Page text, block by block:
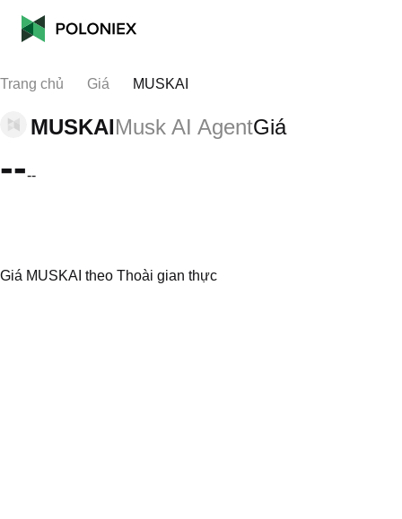
Trang chủ Giá MUSKAI
MUSKAIMusk AI AgentGiá
----
Giá MUSKAI theo Thoài gian thực